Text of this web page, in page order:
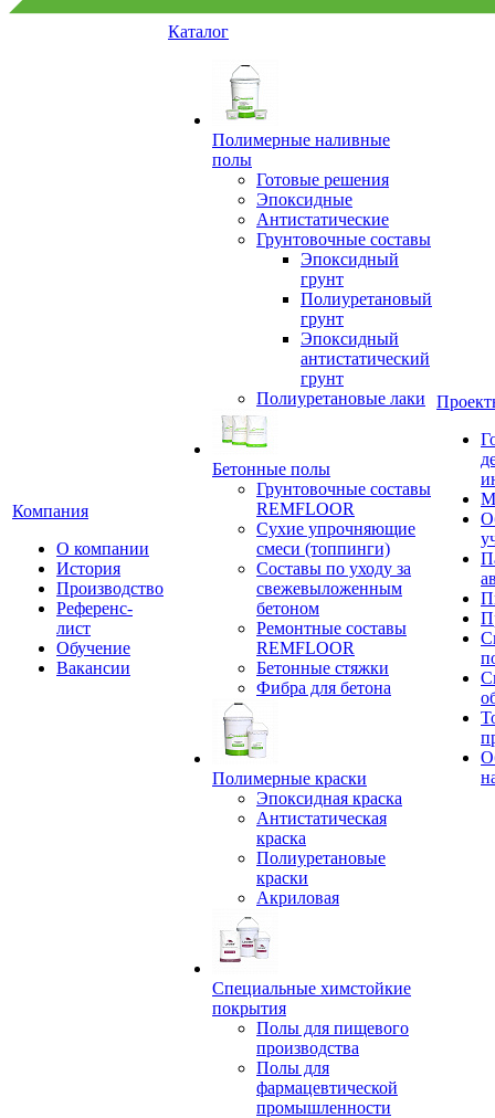
Компания
О компании
История
Производство
Референс-
лист
Обучение
Вакансии
Каталог
Полимерные наливные
полы
Готовые решения
Эпоксидные
Антистатические
Грунтовочные составы
Эпоксидный
грунт
Полиуретановый
грунт
Эпоксидный
антистатический
грунт
Полиуретановые лаки
Бетонные полы
Грунтовочные составы
REMFLOOR
Сухие упрочняющие
смеси (топпинги)
Составы по уходу за
свежевыложенным
бетоном
Ремонтные составы
REMFLOOR
Бетонные стяжки
Фибра для бетона
Полимерные краски
Эпоксидная краска
Антистатическая
краска
Полиуретановые
краски
Акриловая
Специальные химстойкие
покрытия
Полы для пищевого
производства
Полы для
фармацевтической
промышленности